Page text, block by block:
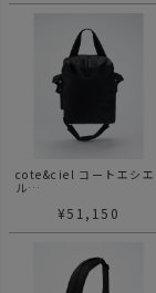
cote&ciel コートエシエ
ル
ル スリーク ブラック シ
¥51,150